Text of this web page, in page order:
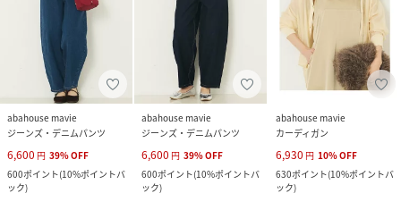
abahouse mavie
ジーンズ・デニムパンツ
6,600 円 39%OFF
600ポイント(10%ポイントバ
ック)
abahouse mavie
ジーンズ・デニムパンツ
6,600 円 39%OFF
600ポイント(10%ポイントバ
ック)
abahouse mavie
カーディガン
6,930 円 10%OFF
630ポイント(10%ポイントバ
ック)